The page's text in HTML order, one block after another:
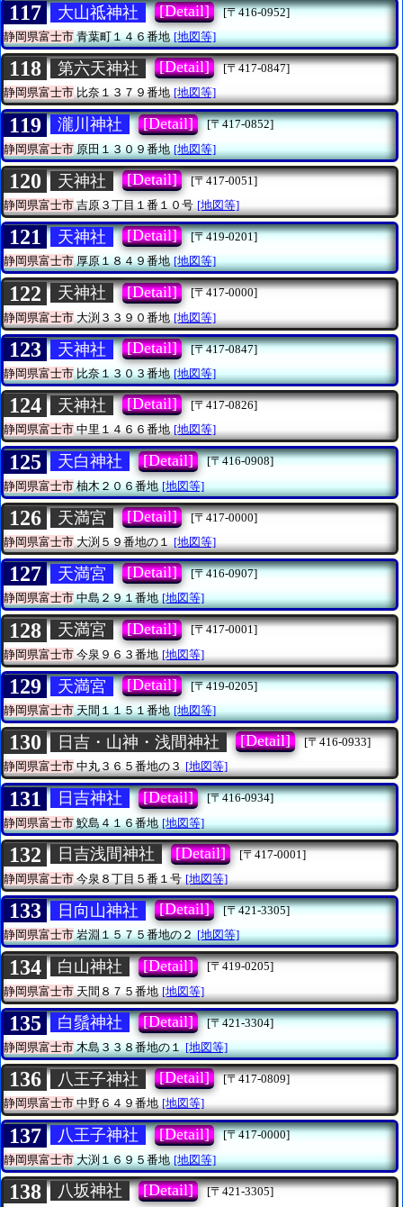
117 大山祗神社 [Detail]
[〒416-0952]
静岡県富士市青葉町１４６番地 [地図等]
118 第六天神社 [Detail]
[〒417-0847]
静岡県富士市比奈１３７９番地 [地図等]
119 瀧川神社 [Detail]
[〒417-0852]
静岡県富士市原田１３０９番地 [地図等]
120 天神社 [Detail]
[〒417-0051]
静岡県富士市吉原３丁目１番１０号 [地図等]
121 天神社 [Detail]
[〒419-0201]
静岡県富士市厚原１８４９番地 [地図等]
122 天神社 [Detail]
[〒417-0000]
静岡県富士市 大渕３３９０番地 [地図等]
123 天神社 [Detail]
[〒417-0847]
静岡県富士市比奈１３０３番地 [地図等]
124 天神社 [Detail]
[〒417-0826]
静岡県富士市中里１４６６番地 [地図等]
125 天白神社 [Detail]
[〒416-0908]
静岡県富士市柚木２０６番地 [地図等]
126 天満宮 [Detail]
[〒417-0000]
静岡県富士市大渕５９番地の１ [地図等]
127 天満宮 [Detail]
[〒416-0907]
静岡県富士市中島２９１番地 [地図等]
128 天満宮 [Detail]
[〒417-0001]
静岡県富士市 今泉９６３番地 [地図等]
129 天満宮 [Detail]
[〒419-0205]
静岡県富士市天間１１５１番地 [地図等]
130 日吉・山神・浅間神社 [Detail]
[〒416-0933]
静岡県富士市中丸３６５番地の３ [地図等]
131 日吉神社 [Detail]
[〒416-0934]
静岡県富士市鮫島４１６番地 [地図等]
132 日吉浅間神社 [Detail]
[〒417-0001]
静岡県富士市 今泉８丁目５番１号 [地図等]
133 日向山神社 [Detail]
[〒421-3305]
静岡県富士市岩淵１５７５番地の２ [地図等]
134 白山神社 [Detail]
[〒419-0205]
静岡県富士市 天間８７５番地 [地図等]
135 白鬚神社 [Detail]
[〒421-3304]
静岡県富士市木島３３８番地の１ [地図等]
136 八王子神社 [Detail]
[〒417-0809]
静岡県富士市中野６４９番地 [地図等]
137 八王子神社 [Detail]
[〒417-0000]
静岡県富士市大渕１６９５番地 [地図等]
138 八坂神社 [Detail]
[〒421-3305]